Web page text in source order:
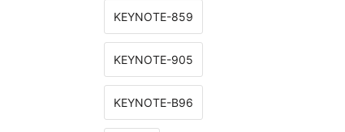
KEYNOTE-859
KEYNOTE-905
KEYNOTE-B96